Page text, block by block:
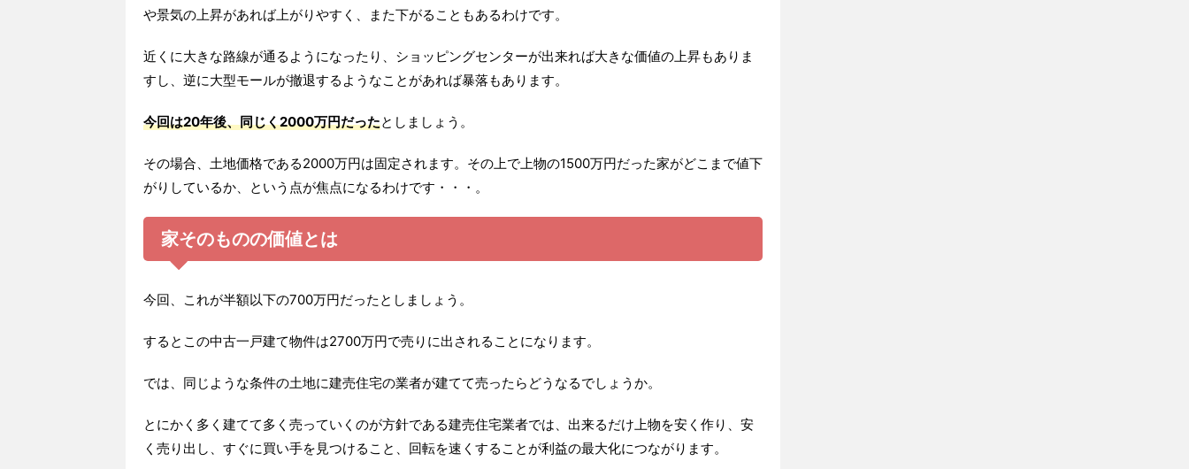
や景気の上昇があれば上がりやすく、また下がることもあるわけです。
近くに大きな路線が通るようになったり、ショッピングセンターが出来れば大きな価値の上昇もありま
すし、逆に大型モールが撤退するようなことがあれば暴落もあります。
今回は20年後、同じく2000万円だったとしましょう。
その場合、土地価格である2000万円は固定されます。その上で上物の1500万円だった家がどこまで値下
がりしているか、という点が焦点になるわけです・・・。
家そのものの価値とは
今回、これが半額以下の700万円だったとしましょう。
するとこの中古一戸建て物件は2700万円で売りに出されることになります。
では、同じような条件の土地に建売住宅の業者が建てて売ったらどうなるでしょうか。
とにかく多く建てて多く売っていくのが方針である建売住宅業者では、出来るだけ上物を安く作り、安
く売り出し、すぐに買い手を見つけること、回転を速くすることが利益の最大化につながります。